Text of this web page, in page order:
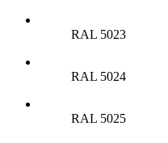
RAL 5023
RAL 5024
RAL 5025